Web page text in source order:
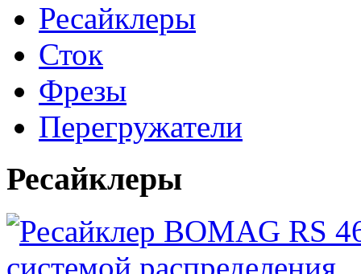
Ресайклеры
Сток
Фрезы
Перегружатели
Ресайклеры